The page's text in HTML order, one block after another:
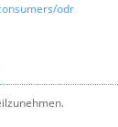
odr